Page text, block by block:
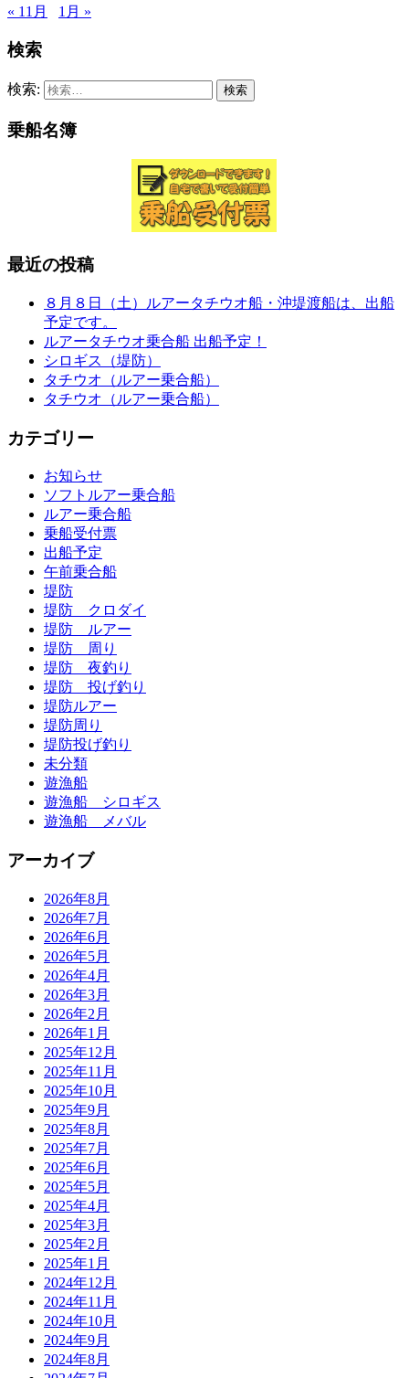
« 11月
1月 »
検索
検索:
乗船名簿
最近の投稿
８月８日（土）ルアータチウオ船・沖堤渡船は、出船
予定です。
ルアータチウオ乗合船 出船予定！
シロギス（堤防）
タチウオ（ルアー乗合船）
タチウオ（ルアー乗合船）
カテゴリー
お知らせ
ソフトルアー乗合船
ルアー乗合船
乗船受付票
出船予定
午前乗合船
堤防
堤防 クロダイ
堤防 ルアー
堤防 周り
堤防 夜釣り
堤防 投げ釣り
堤防ルアー
堤防周り
堤防投げ釣り
未分類
遊漁船
遊漁船 シロギス
遊漁船 メバル
アーカイブ
2026年8月
2026年7月
2026年6月
2026年5月
2026年4月
2026年3月
2026年2月
2026年1月
2025年12月
2025年11月
2025年10月
2025年9月
2025年8月
2025年7月
2025年6月
2025年5月
2025年4月
2025年3月
2025年2月
2025年1月
2024年12月
2024年11月
2024年10月
2024年9月
2024年8月